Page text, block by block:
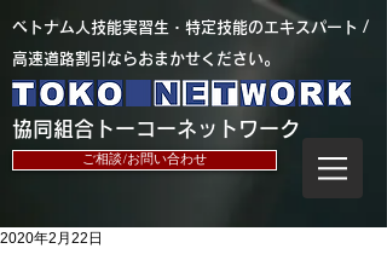
​ベトナム人技能実習生・特定技能のエキスパート /
高速道路割引ならおまかせください。
​協同組合トーコーネットワーク
ご相談/お問い合わせ
2020年2月22日